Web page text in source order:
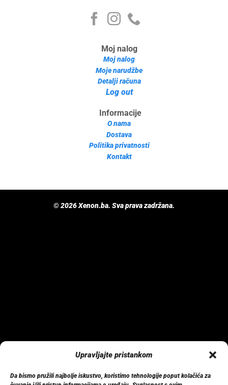
Upravljajte pristankom
Da bismo pružili najbolje iskustvo, koristimo tehnologije poput kolačića za
Moj nalog
Moj nalog
Moje narudžbe
Detalji računa
Log out
Informacije
O nama
Dostava
Politika privatnosti
Kontakt
© 2026 Xenon.ba. Sva prava zadržana.